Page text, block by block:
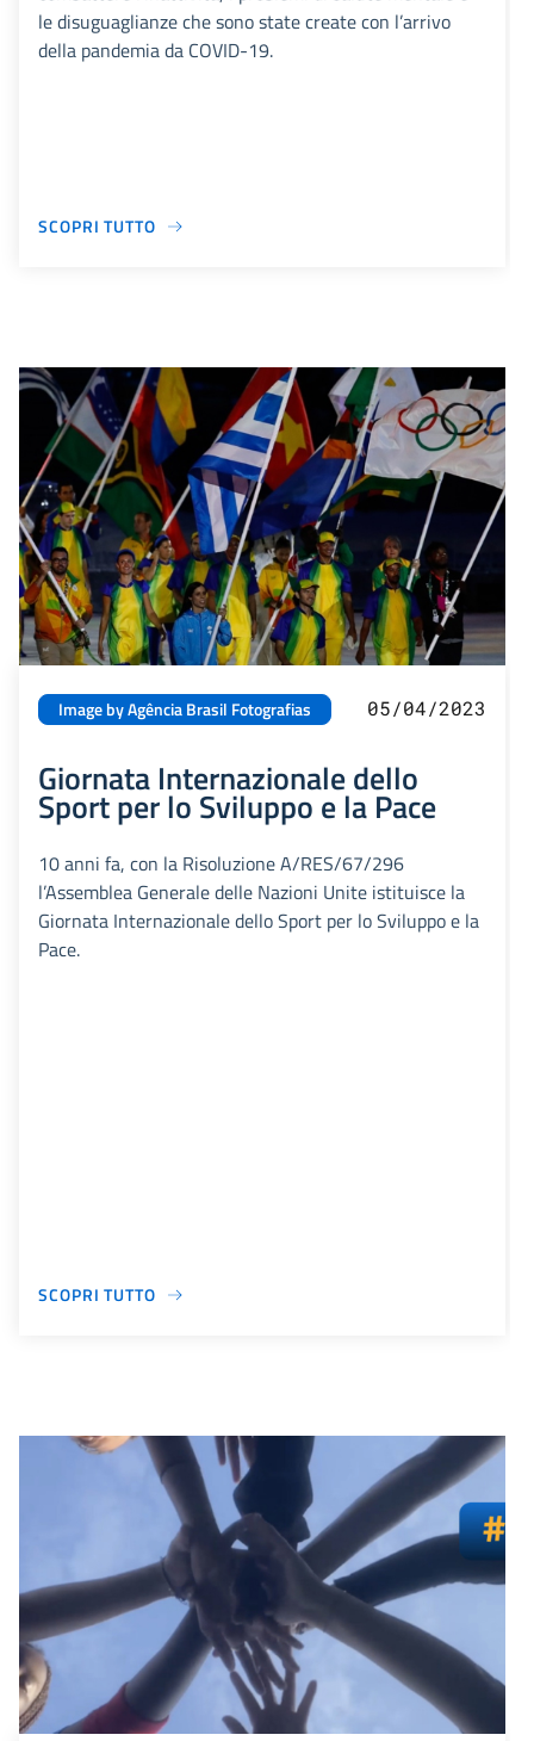
le disuguaglianze che sono state create con l’arrivo
della pandemia da COVID-19.
SCOPRI TUTTO
Image by Agência Brasil Fotografias 05/04/2023
Giornata Internazionale dello
Sport per lo Sviluppo e la Pace
10 anni fa, con la Risoluzione A/RES/67/296
l’Assemblea Generale delle Nazioni Unite istituisce la
Giornata Internazionale dello Sport per lo Sviluppo e la
Pace.
SCOPRI TUTTO